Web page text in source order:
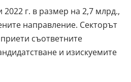
г. в размер на 2,7 млрд.,
направление. Секторът
съответните
и изискуемите